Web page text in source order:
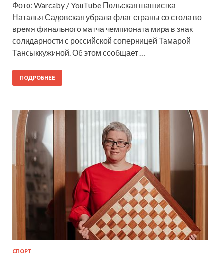
Фото: Warcaby / YouTube Польская шашистка
Наталья Садовская убрала флаг страны со стола во
время финального матча чемпионата мира в знак
солидарности с российской соперницей Тамарой
Тансыккужиной. Об этом сообщает …
ПОДРОБНЕЕ
СПОРТ